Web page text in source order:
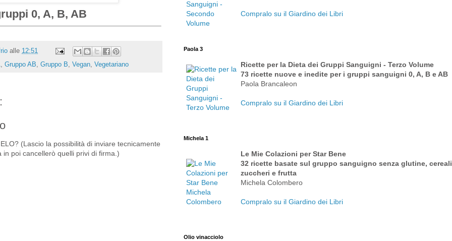
0, A, B, AB
alle 12:51
, Gruppo AB, Gruppo B, Vegan, Vegetariano
(Lascio la possibilità di inviare tecnicamente
poi cancellerò quelli privi di firma.)
Compralo su il Giardino dei Libri
Paola 3
Ricette per la Dieta dei Gruppi Sanguigni - Terzo Volume
73 ricette nuove e inedite per i gruppi sanguigni 0, A, B e AB
Paola Brancaleon
Compralo su il Giardino dei Libri
Michela 1
Le Mie Colazioni per Star Bene
32 ricette basate sul gruppo sanguigno senza glutine,
zuccheri e frutta
Michela Colombero
Compralo su il Giardino dei Libri
Olio vinacciolo